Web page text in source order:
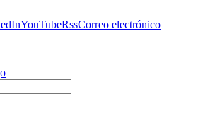
YouTubeRssCorreo electrónico